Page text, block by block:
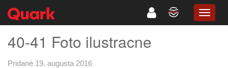
40-41 Foto ilustracne
Pridané 19. augusta 2016